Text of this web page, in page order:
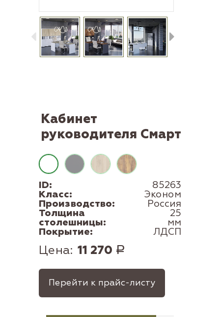
Кабинет
руководителя Смарт
ID: 85263
Класс: Эконом
Производство: Россия
Толщина
столешницы:
25
мм
Покрытие: ЛДСП
Цена: 11 270 Р
Перейти к прайс-листу